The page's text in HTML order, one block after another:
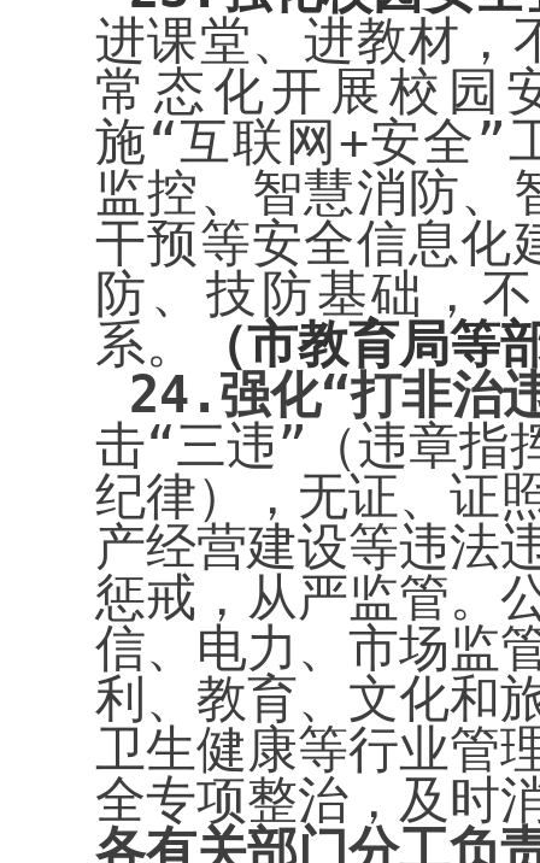
进课堂、进教材，
常态化开展校园
施“互联网+安全”
监控、智慧消防、
干预等安全信息化
防、技防基础，
系。
（市教育局等
24. 强化“打非治
击“三违”（违章指
纪律），无证、证
产经营建设等违法
惩戒，从严监管。
信、电力、市场监
利、教育、文化和
卫生健康等行业管
全专项整治，及时
各有关部门分工负